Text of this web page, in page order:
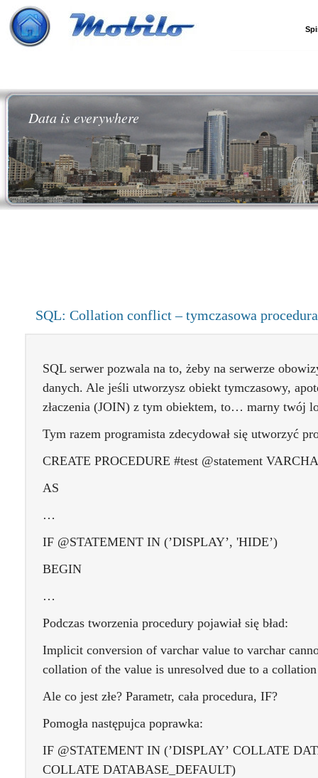
Data is everywhere
SQL: Collation conflict – tymczasowa procedura
SQL serwer pozwala na to, żeby na serwerze
danych. Ale jeśli utworzysz obiekt tymczasowy,
złaczenia (JOIN) z tym obiektem, to… marny twój
Tym razem programista zdecydował się utworzyć
CREATE PROCEDURE #test @statement
AS
…
IF @STATEMENT IN (’DISPLAY’, 'HIDE’)
BEGIN
…
Podczas tworzenia procedury pojawiał się bład:
Implicit conversion of varchar value to varchar
collation of the value is unresolved due to a
Ale co jest złe? Parametr, cała procedura, IF?
Pomogła następujca poprawka:
IF @STATEMENT IN (’DISPLAY’ COLLATE
COLLATE DATABASE_DEFAULT)